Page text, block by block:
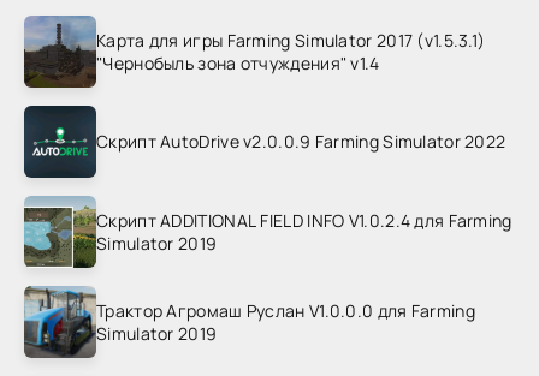
Карта для игры Farming Simulator 2017 (v1.5.3.1)
"Чернобыль зона отчуждения" v1.4
Скрипт AutoDrive v2.0.0.9 Farming Simulator 2022
Скрипт ADDITIONAL FIELD INFO V1.0.2.4 для Farming
Simulator 2019
Трактор Агромаш Руслан V1.0.0.0 для Farming
Simulator 2019